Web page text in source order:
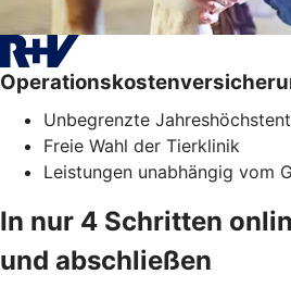
Unbegrenzte
Freie Wahl der Tierklinik
Leistungen unabhängig vom
In nur 4 Schritten
und abschließen